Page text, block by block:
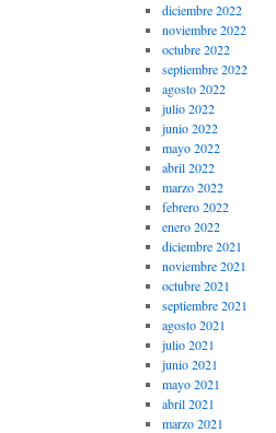
diciembre 2022
noviembre 2022
octubre 2022
septiembre 2022
agosto 2022
julio 2022
junio 2022
mayo 2022
abril 2022
marzo 2022
febrero 2022
enero 2022
diciembre 2021
noviembre 2021
octubre 2021
septiembre 2021
agosto 2021
julio 2021
junio 2021
mayo 2021
abril 2021
marzo 2021